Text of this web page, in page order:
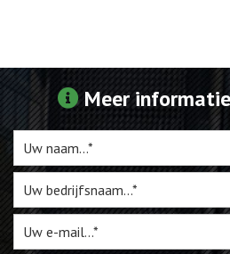
Meer